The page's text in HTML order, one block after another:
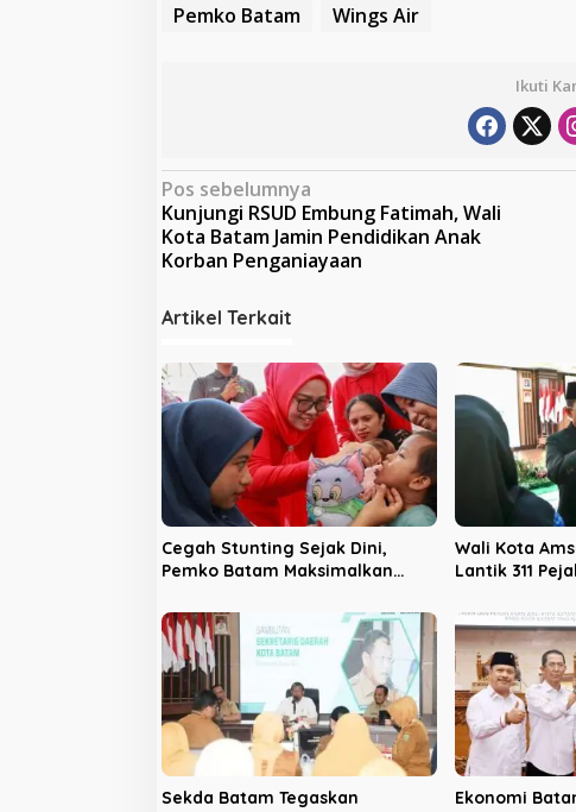
Pemko Batam Wings Air
Ikuti
N
a
v
g
a
s
i
p
o
s
Pos sebelumnya
Kunjungi RSUD Embung Fatimah, Wali
Kota Batam Jamin Pendidikan Anak
Korban Penganiayaan
Artikel Terkait
Cegah Stunting Sejak Dini,
Pemko Batam Maksimalkan
Wali Kota
Lantik 311
Sekda Batam Tegaskan
Ekonomi